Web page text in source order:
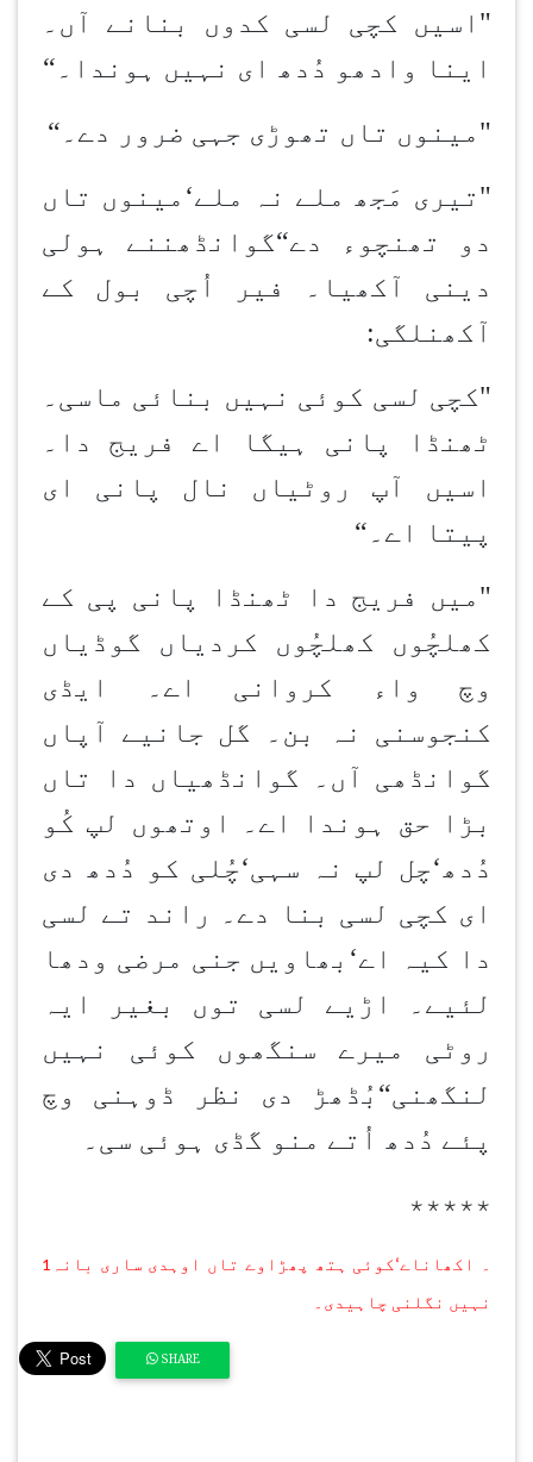
"اسیں کچی لسی کدوں بنانے آں۔
اینا وادھو دُدھ ای نہیں ہوندا۔ “
"مینوں تاں تھوڑی جہی ضرور دے۔ “
"تیری مَجھ ملے نہ ملے‘ مینوں تاں
دو تھن چوء دے“گوانڈھن نے ہولی
دینی آکھیا۔ فیر اُچی بول کے
آکھن لگی:
"کچی لسی کوئی نہیں بنائی ماسی۔
ٹھنڈا پانی ہیگا اے فریج دا۔
اسیں آپ روٹیاں نال پانی ای
پیتا اے۔ “
"میں فریج دا ٹھنڈا پانی پی کے
کھلچُوں کھلچُوں کردیاں گوڈیاں
وچ واء کروانی اے۔ ایڈی
کنجوسنی نہ بن۔ گل جانیے آپاں
گوانڈھی آں۔ گوانڈھیاں دا تاں
بڑا حق ہوندا اے۔ اوتھوں لپ کُو
دُدھ ‘چل لپ نہ سہی‘چُلی کو دُدھ دی
ای کچی لسی بنا دے۔ راند تے لسی
دا کیہ اے‘ بھاویں جنی مرضی ودھا
لئیے۔ اڑیے لسی توں بغیر ایہ
روٹی میرے سنگھوں کوئی نہیں
لنگھنی“ بُڈھڑ دی نظر ڈوہنی وچ
پئے دُدھ اُتے منو گڈی ہوئی سی۔
٭٭٭٭٭
1 ۔ اکھاناے‘کوئی ہتھ پھڑاوے تاں اوہدی ساری بانہ
نہیں نگلنی چاہیدی۔
SHARE